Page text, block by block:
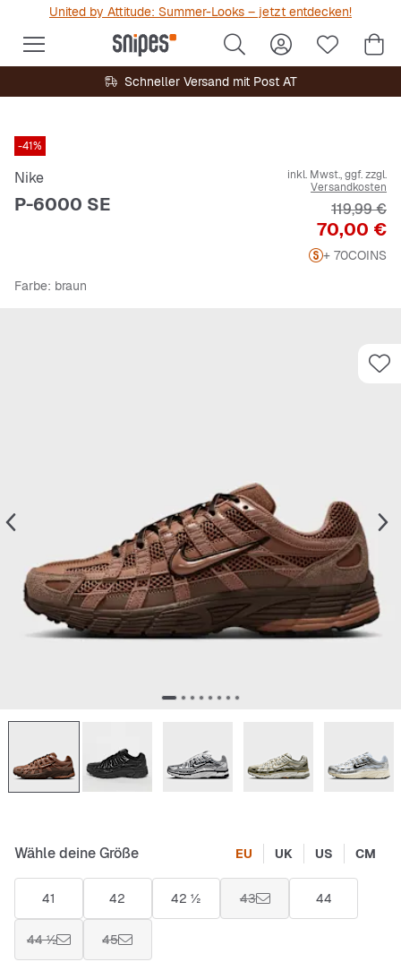
United by Attitude: Summer-Looks – jetzt entdecken!
Schneller Versand mit Post AT
-41%
Nike
P-6000 SE
inkl. Mwst., ggf. zzgl.
Versandkosten
Preis
70,00 €
119,99 €
+ 70COINS
Farbe: braun
Wähle deine Größe EU UK US CM
41 42 42 ½ 43 44
44 ½ 45